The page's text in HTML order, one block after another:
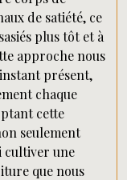
de satiété, ce
plus tôt et à
approche nous
présent,
chaque
cette
seulement
cultiver une
que nous